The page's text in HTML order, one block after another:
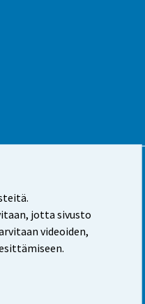
jotta sivusto
videoiden,